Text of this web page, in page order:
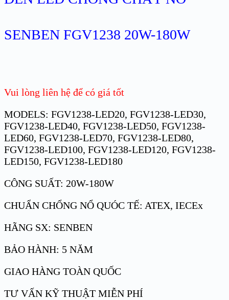
SENBEN FGV1238 20W-180W
Vui lòng liên hệ để có giá tốt
MODELS: FGV1238-LED20, FGV1238-LED30,
FGV1238-LED40, FGV1238-LED50, FGV1238-
LED60, FGV1238-LED70, FGV1238-LED80,
FGV1238-LED100, FGV1238-LED120, FGV1238-
LED150, FGV1238-LED180
CÔNG SUẤT: 20W-180W
CHUẨN CHỔNG NỔ QUÓC TẾ: ATEX, IECEx
HÃNG SX: SENBEN
BẢO HÀNH: 5 NĂM
GIAO HÀNG TOÀN QUỐC
TƯ VẤN KỸ THUẬT MIỄN PHÍ